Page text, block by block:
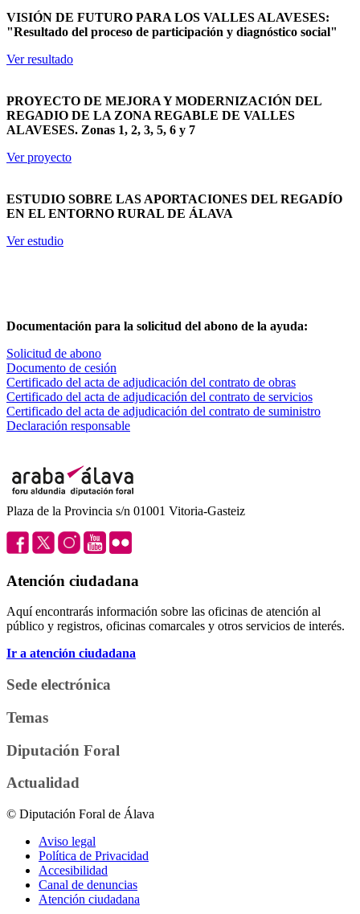
VISIÓN DE FUTURO PARA LOS VALLES ALAVESES:
"Resultado del proceso de participación y diagnóstico social"
Ver resultado
PROYECTO DE MEJORA Y MODERNIZACIÓN DEL
REGADIO DE LA ZONA REGABLE DE VALLES
ALAVESES. Zonas 1, 2, 3, 5, 6 y 7
Ver proyecto
ESTUDIO SOBRE LAS APORTACIONES DEL REGADÍO
EN EL ENTORNO RURAL DE ÁLAVA
Ver estudio
Documentación para la solicitud del abono de la ayuda:
Solicitud de abono
Documento de cesión
Certificado del acta de adjudicación del contrato de obras
Certificado del acta de adjudicación del contrato de servicios
Certificado del acta de adjudicación del contrato de suministro
Declaración responsable
Plaza de la Provincia s/n 01001 Vitoria-Gasteiz
Atención ciudadana
Aquí encontrarás información sobre las oficinas de atención al
público y registros, oficinas comarcales y otros servicios de interés.
Ir a atención ciudadana
Sede electrónica
Temas
Diputación Foral
Actualidad
© Diputación Foral de Álava
Aviso legal
Política de Privacidad
Accesibilidad
Canal de denuncias
Atención ciudadana